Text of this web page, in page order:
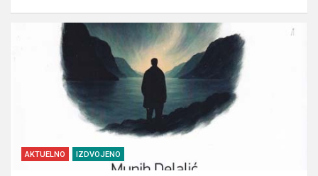
AKTUELNO IZDVOJENO